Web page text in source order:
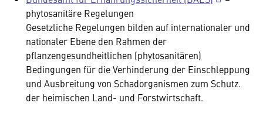
phytosanitäre Regelungen
Gesetzliche Regelungen bilden auf internationaler und
nationaler Ebene den Rahmen der
pflanzengesundheitlichen (phytosanitären)
Bedingungen für die Verhinderung der Einschleppung
und Ausbreitung von Schadorganismen zum Schutz.
der heimischen Land- und Forstwirtschaft.